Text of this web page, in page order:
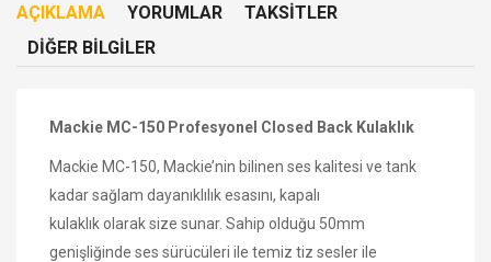
AÇIKLAMA YORUMLAR
TAKSITLER
DIĞER BILGILER
Mackie MC-150 Profesyonel Closed Back Kulaklık
Mackie MC-150, Mackie’nin bilinen ses kalitesi ve tank
kadar sağlam dayanıklılık esasını, kapalı
kulaklık olarak size sunar. Sahip olduğu 50mm
genişliğinde ses sürücüleri ile temiz tiz sesler ile